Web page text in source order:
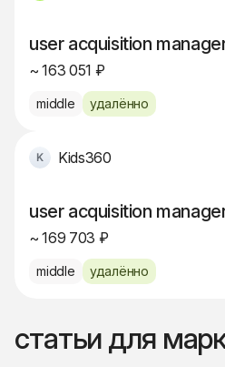
user acquisition
~ 163 051 ₽
middle удалённо
Kids360
user acquisition
~ 169 703 ₽
middle удалённо
статьи для